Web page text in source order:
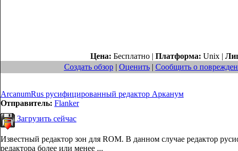
Цена: Бесплатно | Платформа: Unix |
Создать обзор| Оценить| Сообщить о
ArcanumRus русифицированный редактор Арканум
Отправитель: Flanker
Загрузить сейчас
Известный редактор зон для ROM. В данном случае редактор
редактора более или менее ...